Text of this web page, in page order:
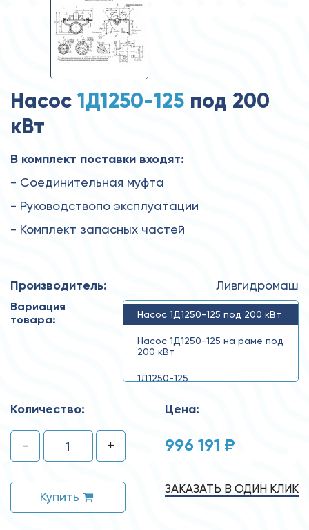
Насос 1Д1250-125 под 200
кВт
В комплект поставки входят:
- Соединительная муфта
- Руководствопо эксплуатации
- Комплект запасных частей
Производитель: Ливгидромаш
Вариация
товара:
Насос 1Д1250-125 под 200 кВт
Насос 1Д1250-125 на раме под
200 кВт
1Д1250-125
Количество:
- +
Купить
Цена:
996 191 ₽
ЗАКАЗАТЬ В ОДИН КЛИК